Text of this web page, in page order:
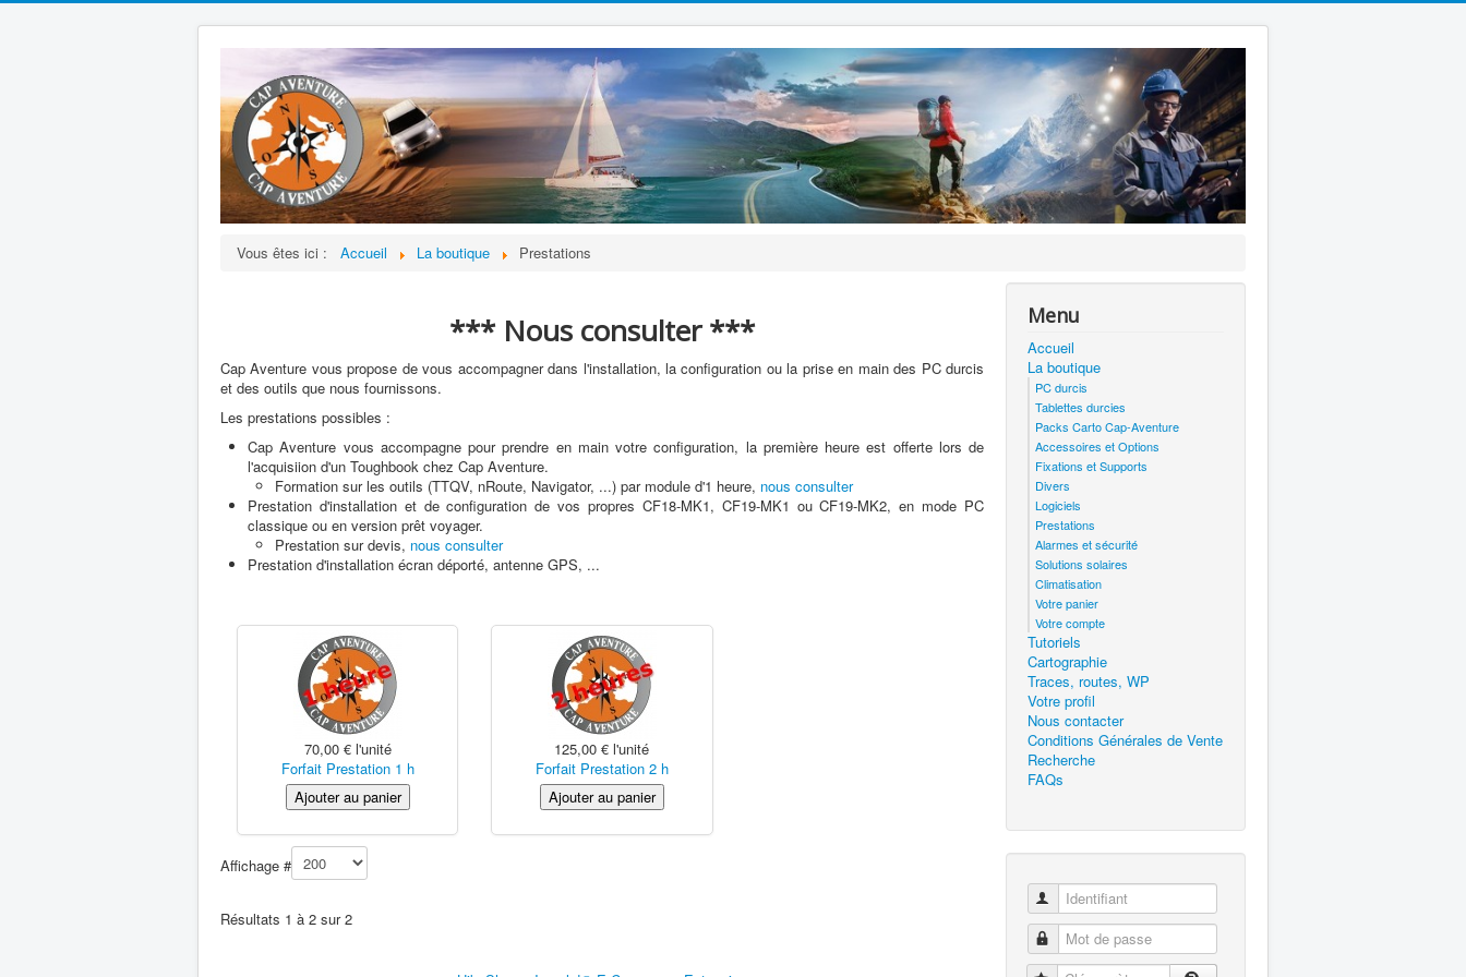
Vous êtes ici : Accueil La boutique Prestations
*** Nous consulter ***
Cap Aventure vous propose de vous accompagner dans l'installation, la configuration ou la prise en main des PC durcis
et des outils que nous fournissons.
Les prestations possibles :
Cap Aventure vous accompagne pour prendre en main votre configuration, la première heure est offerte lors de
l'acquisiion d'un Toughbook chez Cap Aventure.
Formation sur les outils (TTQV, nRoute, Navigator, ...) par module d'1 heure, nous consulter
Prestation d'installation et de configuration de vos propres CF18-MK1, CF19-MK1 ou CF19-MK2, en mode PC
classique ou en version prêt voyager.
Prestation sur devis, nous consulter
Prestation d'installation écran déporté, antenne GPS, ...
70,00 € l'unité
Forfait Prestation 1 h
125,00 € l'unité
Forfait Prestation 2 h
Affichage #
Résultats 1 à 2 sur 2
Menu
Accueil
La boutique
PC durcis
Tablettes durcies
Packs Carto Cap-Aventure
Accessoires et Options
Fixations et Supports
Divers
Logiciels
Prestations
Alarmes et sécurité
Solutions solaires
Climatisation
Votre panier
Votre compte
Tutoriels
Cartographie
Traces, routes, WP
Votre profil
Nous contacter
Conditions Générales de Vente
Recherche
FAQs
Identifiant
Mot de passe